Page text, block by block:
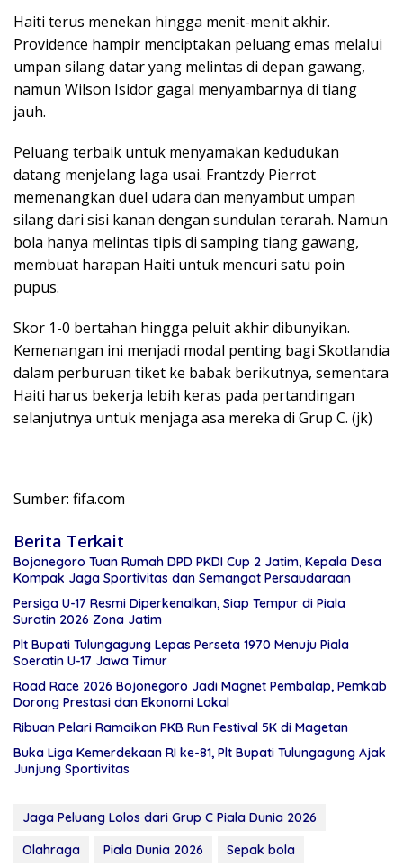
Haiti terus menekan hingga menit-menit akhir.
Providence hampir menciptakan peluang emas melalui
umpan silang datar yang melintas di depan gawang,
namun Wilson Isidor gagal menyambarnya di tiang
jauh.
Peluang terbaik untuk menyamakan kedudukan
datang menjelang laga usai. Frantzdy Pierrot
memenangkan duel udara dan menyambut umpan
silang dari sisi kanan dengan sundulan terarah. Namun
bola hanya melintas tipis di samping tiang gawang,
membuat harapan Haiti untuk mencuri satu poin
pupus.
Skor 1-0 bertahan hingga peluit akhir dibunyikan.
Kemenangan ini menjadi modal penting bagi Skotlandia
dalam perburuan tiket ke babak berikutnya, sementara
Haiti harus bekerja lebih keras pada pertandingan
selanjutnya untuk menjaga asa mereka di Grup C. (jk)
Sumber: fifa.com
Berita Terkait
Bojonegoro Tuan Rumah DPD PKDI Cup 2 Jatim, Kepala Desa
Kompak Jaga Sportivitas dan Semangat Persaudaraan
Persiga U-17 Resmi Diperkenalkan, Siap Tempur di Piala
Suratin 2026 Zona Jatim
Plt Bupati Tulungagung Lepas Perseta 1970 Menuju Piala
Soeratin U-17 Jawa Timur
Road Race 2026 Bojonegoro Jadi Magnet Pembalap, Pemkab
Dorong Prestasi dan Ekonomi Lokal
Ribuan Pelari Ramaikan PKB Run Festival 5K di Magetan
Buka Liga Kemerdekaan RI ke-81, Plt Bupati Tulungagung Ajak
Junjung Sportivitas
Jaga Peluang Lolos dari Grup C Piala Dunia 2026
Olahraga
Piala Dunia 2026 Sepak bola